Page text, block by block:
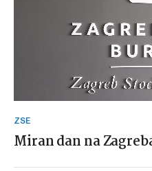
ZSE
Miran dan na